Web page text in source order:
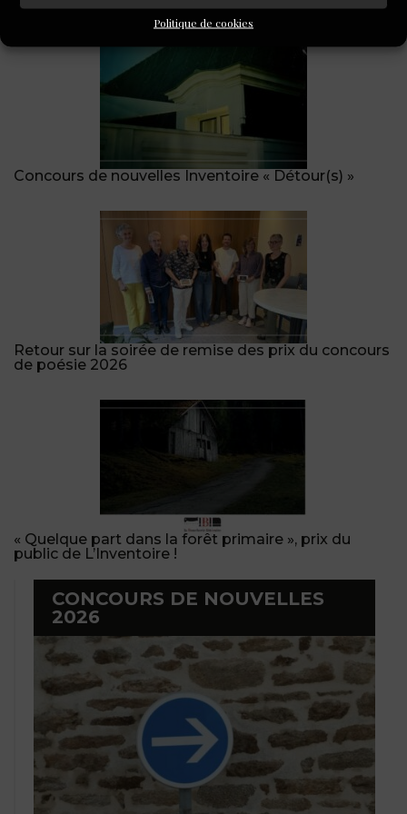
Politique de cookies
A LIRE AUSSI
Concours de nouvelles Inventoire « Détour(s) »
Retour sur la soirée de remise des prix du concours
de poésie 2026
« Quelque part dans la forêt primaire », prix du
public de L’Inventoire !
CONCOURS DE NOUVELLES
2026